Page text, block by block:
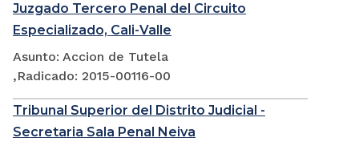
Juzgado Tercero Penal del Circuito
Especializado, Cali-Valle
Asunto: Accion de Tutela
,Radicado: 2015-00116-00
Tribunal Superior del Distrito Judicial -
Secretaria Sala Penal Neiva